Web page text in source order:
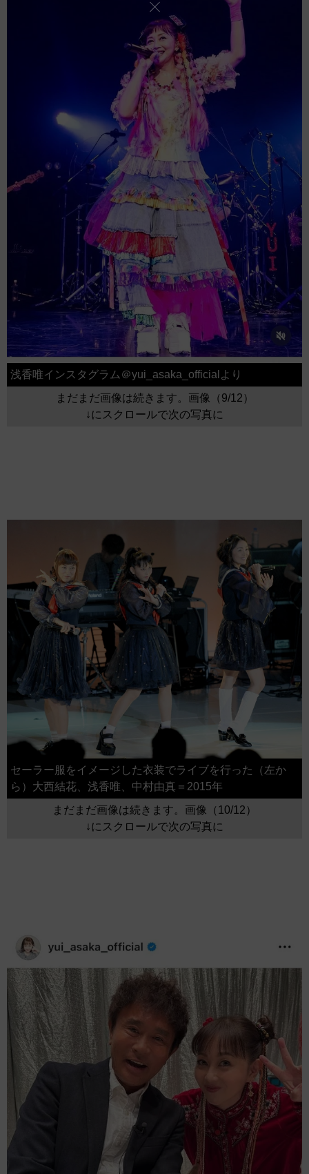
浅香唯インスタグラム＠yui_asaka_officialより
まだまだ画像は続きます。画像（9/12）
↓にスクロールで次の写真に
セーラー服をイメージした衣装でライブを行った（左か
ら）大西結花、浅香唯、中村由真＝2015年
まだまだ画像は続きます。画像（10/12）
↓にスクロールで次の写真に